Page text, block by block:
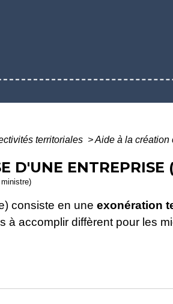
territoriales >Aide à la création
D'UNE ENTREPRISE
consiste en une exonération
accomplir diffèrent pour les